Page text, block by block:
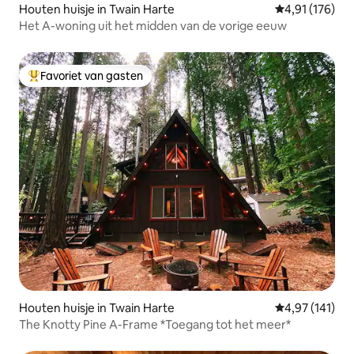
Houten huisje in Twain Harte Gemiddelde
4,91 (176)
Het A-woning uit het midden van de vorige eeuw
Topfavoriet van gasten
Favoriet van gasten
Houten huisje in Twain Harte Gemiddelde
4,97 (141)
The Knotty Pine A-Frame *Toegang tot het meer*